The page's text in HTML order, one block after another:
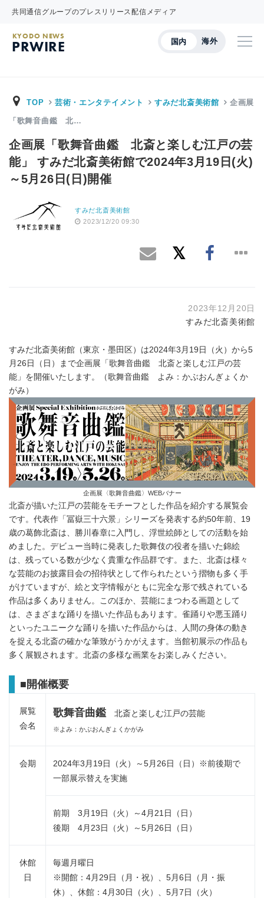
共同通信グループのプレスリリース配信メディア
国内 海外
KYODO NEWS
PRWIRE
TOP 芸術・エンタテイメント すみだ北斎美術館 企画展
「歌舞音曲鑑 北…
企画展「歌舞音曲鑑 北斎と楽しむ江戸の芸
能」 すみだ北斎美術館で2024年3月19日(火)
～5月26日(日)開催
すみだ北斎美術館
2023/12/20 09:30
2023年12月20日
すみだ北斎美術館
すみだ北斎美術館（東京・墨田区）は2024年3月19日（火）から5
月26日（日）まで企画展「歌舞音曲鑑 北斎と楽しむ江戸の芸
能」を開催いたします。（歌舞音曲鑑 よみ：かぶおんぎょくか
がみ）
企画展〈歌舞音曲鑑〉WEBバナー
北斎が描いた江戸の芸能をモチーフとした作品を紹介する展覧会
です。代表作「冨嶽三十六景」シリーズを発表する約50年前、19
歳の葛飾北斎は、勝川春章に入門し、浮世絵師としての活動を始
めました。デビュー当時に発表した歌舞伎の役者を描いた錦絵
は、残っている数が少なく貴重な作品群です。また、北斎は様々
な芸能のお披露目会の招待状として作られたという摺物も多く手
がけていますが、絵と文字情報がともに完全な形で残されている
作品は多くありません。このほか、芸能にまつわる画題として
は、さまざまな踊りを描いた作品もあります。雀踊りや悪玉踊り
といったユニークな踊りを描いた作品からは、人間の身体の動き
を捉える北斎の確かな筆致がうかがえます。当館初展示の作品も
多く展観されます。北斎の多様な画業をお楽しみください。
■ 開催概要
展覧
会名
歌舞音曲鑑 北斎と楽しむ江戸の芸能
※よみ：かぶおんぎょくかがみ
会期
2024年3月19日（火）～5月26日（日）※前後期で
一部展示替えを実施
前期 3月19日（火）～4月21日（日）
後期 4月23日（火）～5月26日（日）
休館
日
毎週月曜日
※開館：4月29日（月・祝）、5月6日（月・振
休）、休館：4月30日（火）、5月7日（火）